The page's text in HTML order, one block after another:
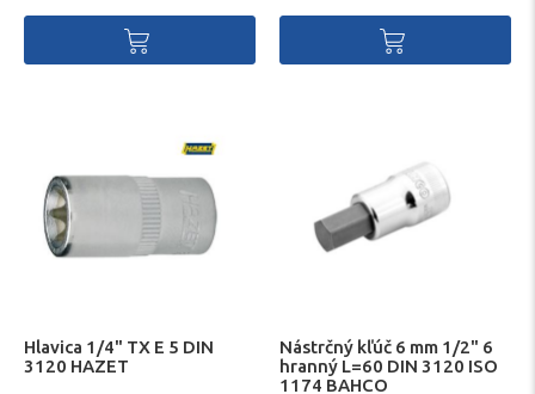
Hlavica 1/4" TX E 5 DIN
3120 HAZET
Nástrčný kľúč 6 mm 1/2" 6
hranný L=60 DIN 3120 ISO
1174 BAHCO